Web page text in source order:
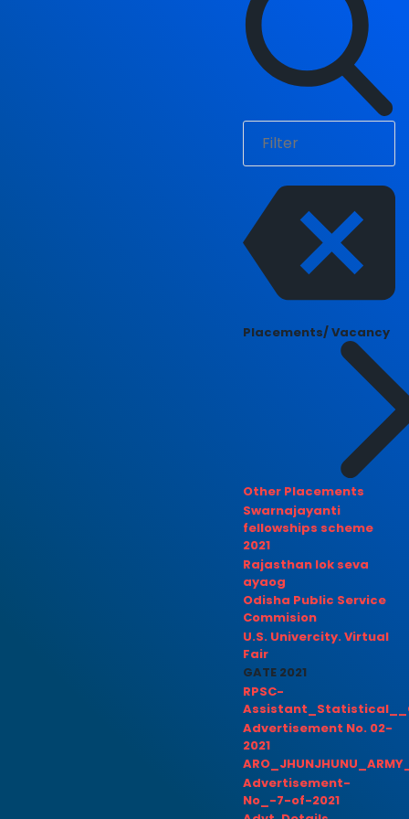
Placements/ Vacancy
Other Placements
Swarnajayanti
fellowships scheme
2021
Rajasthan lok seva
ayaog
Odisha Public Service
Commision
U.S. Univercity. Virtual
Fair
GATE 2021
RPSC-
Advertisement No. 02-
2021
Advertisement-
No_-7-of-2021